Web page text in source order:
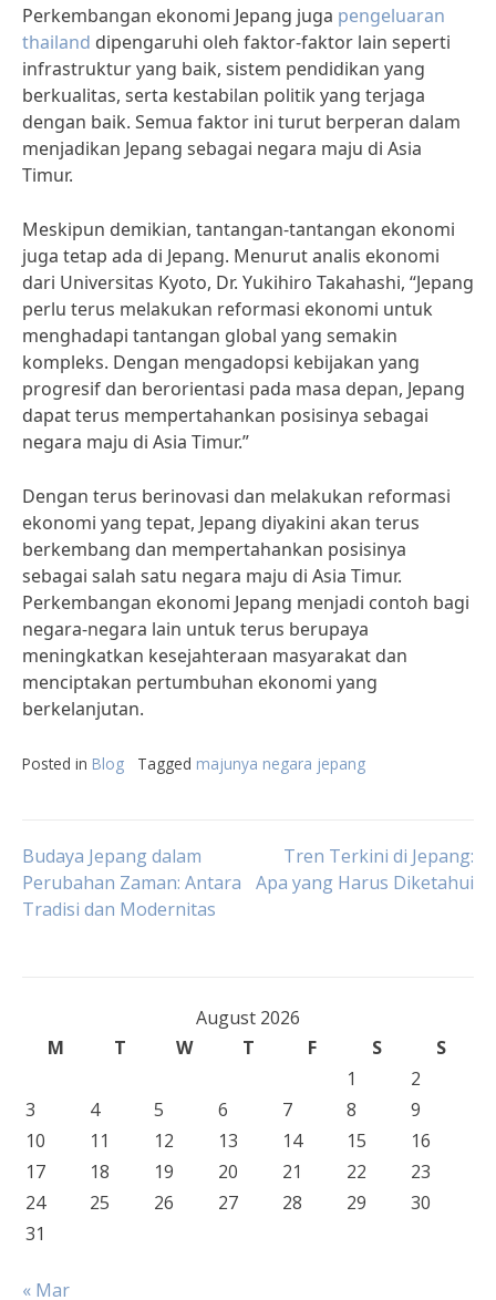
Perkembangan ekonomi Jepang juga pengeluaran
thailand dipengaruhi oleh faktor-faktor lain seperti
infrastruktur yang baik, sistem pendidikan yang
berkualitas, serta kestabilan politik yang terjaga
dengan baik. Semua faktor ini turut berperan dalam
menjadikan Jepang sebagai negara maju di Asia
Timur.
Meskipun demikian, tantangan-tantangan ekonomi
juga tetap ada di Jepang. Menurut analis ekonomi
dari Universitas Kyoto, Dr. Yukihiro Takahashi, “Jepang
perlu terus melakukan reformasi ekonomi untuk
menghadapi tantangan global yang semakin
kompleks. Dengan mengadopsi kebijakan yang
progresif dan berorientasi pada masa depan, Jepang
dapat terus mempertahankan posisinya sebagai
negara maju di Asia Timur.”
Dengan terus berinovasi dan melakukan reformasi
ekonomi yang tepat, Jepang diyakini akan terus
berkembang dan mempertahankan posisinya
sebagai salah satu negara maju di Asia Timur.
Perkembangan ekonomi Jepang menjadi contoh bagi
negara-negara lain untuk terus berupaya
meningkatkan kesejahteraan masyarakat dan
menciptakan pertumbuhan ekonomi yang
berkelanjutan.
Posted in Blog Tagged majunya negara jepang
Post
navigation
Budaya Jepang dalam
Perubahan Zaman: Antara
Tradisi dan Modernitas
Tren Terkini di Jepang:
Apa yang Harus Diketahui
August 2026
M
T W T F S
S
1
2
3
4 5 6 7 8
9
10
11 12 13 14 15
16
17
18 19 20 21 22
23
24
25 26 27 28 29
30
31
« Mar